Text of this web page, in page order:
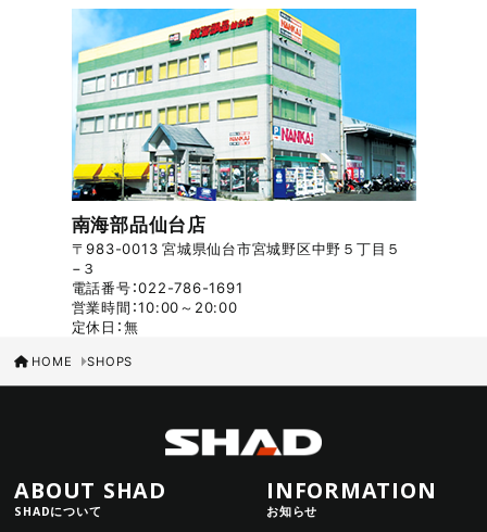
南海部品仙台店
〒983-0013 宮城県仙台市宮城野区中野５丁目５
−３
電話番号：022-786-1691
営業時間：10:00～20:00
定休日：無
HOME SHOPS
ABOUT SHAD
SHADについて
INFORMATION
お知らせ